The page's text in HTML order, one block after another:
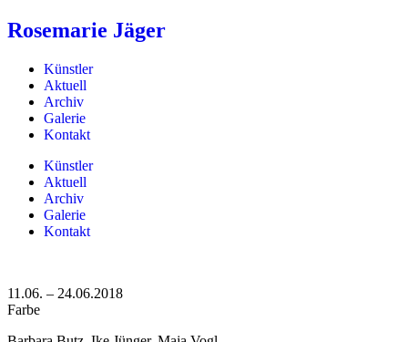
Rosemarie Jäger
Künstler
Aktuell
Archiv
Galerie
Kontakt
Künstler
Aktuell
Archiv
Galerie
Kontakt
11.06. – 24.06.2018
Farbe